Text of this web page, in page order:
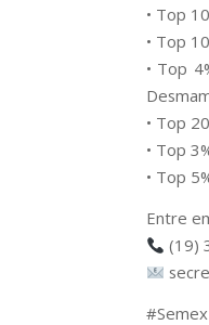
• Top
• Top
• Top
• Top
• Top
• Top
Entre
(19)